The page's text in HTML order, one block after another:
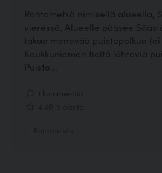
Rantametsä nimisellä alueella,
vieressä. Alueelle pääsee
takaa menevää puistopolkua
Koukkuniemen tieltä lähteviä
Puisto...